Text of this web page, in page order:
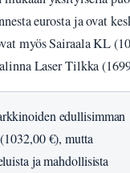
eurosta ja ovat
myös Sairaala KL
Laser Tilkka
edullisimman
€), mutta
ja mahdollisista